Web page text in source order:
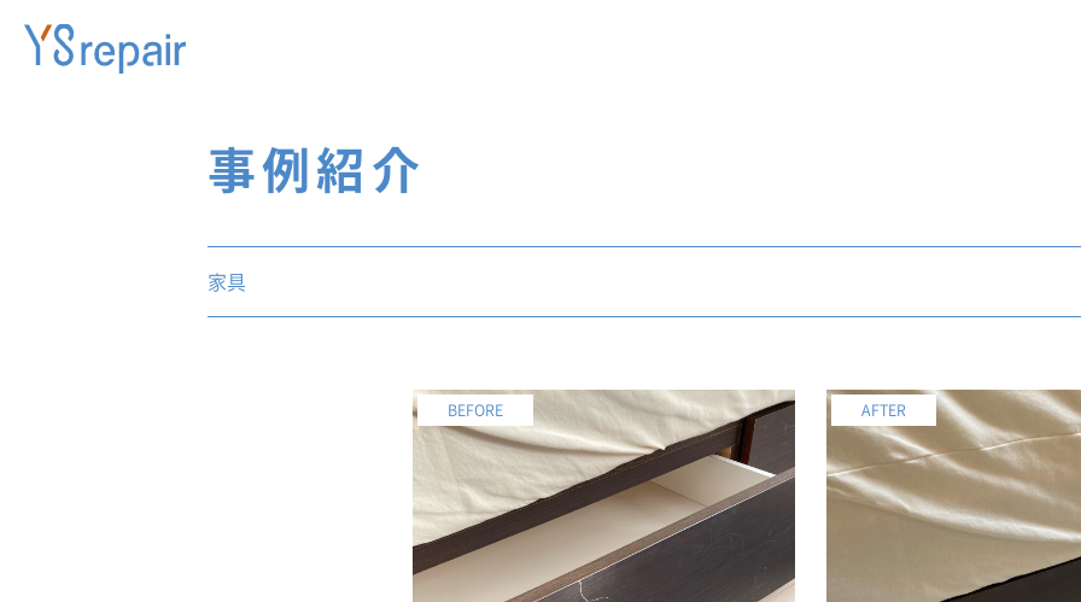
事例紹介
家具